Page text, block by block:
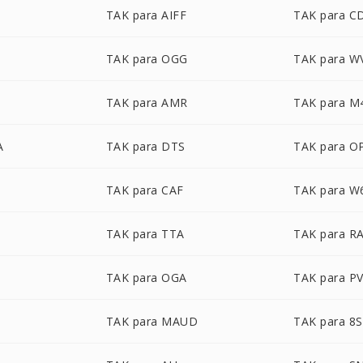
TAK para AIFF TAK para
TAK para OGG TAK para
TAK para AMR TAK para
TAK para DTS TAK para
TAK para CAF TAK para
TAK para TTA TAK para
TAK para OGA TAK para
TAK para MAUD TAK para